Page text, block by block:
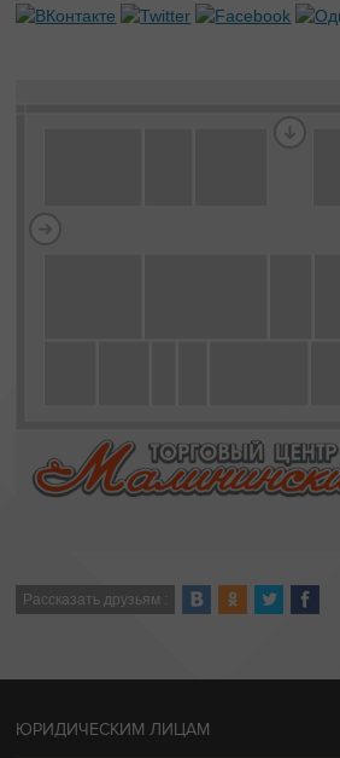
Рассказать друзьям :
ЮРИДИЧЕСКИМ ЛИЦАМ